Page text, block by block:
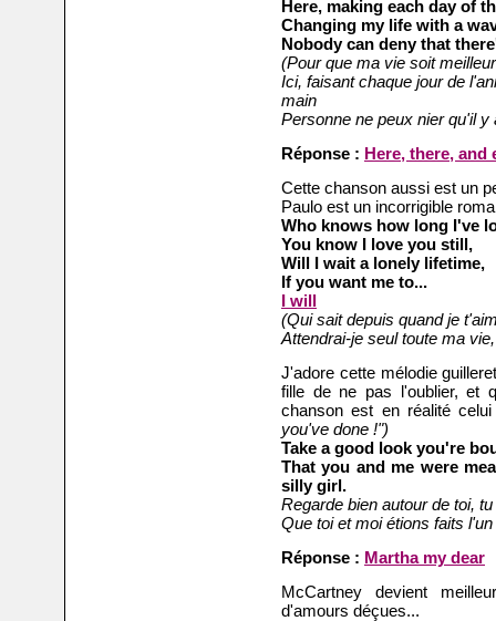
Here, making each day of
Changing my life with a
Nobody can deny that
(Pour que ma vie soit
Ici, faisant chaque jour de
main
Personne ne peux nier qu'il
Réponse : Here, there, and
Cette chanson aussi est un
Paulo est un incorrigible
Who knows how long I've
You know I love you still,
Will I wait a lonely lifetime,
If you want me to...
I will
(Qui sait depuis quand je
Attendrai-je seul toute ma
J'adore cette mélodie
fille de ne pas l'oublier, et
chanson est en réalité
you've done !")
Take a good look you're
That you and me were
silly girl.
Regarde bien autour de toi,
Que toi et moi étions faits
Réponse : Martha my dear
McCartney devient
d'amours déçues...